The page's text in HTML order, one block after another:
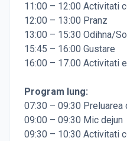
11:00 – 12:00 Activitati
12:00 – 13:00 Pranz
13:00 – 15:30 Odihna/
15:45 – 16:00 Gustare
16:00 – 17.00 Activitati
Program lung:
07:30 – 09:30 Preluarea
09:00 – 09:30 Mic dejun
09:30 – 10:30 Activitati